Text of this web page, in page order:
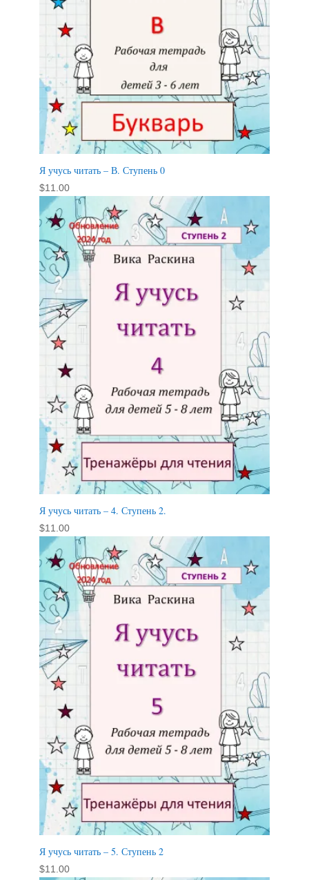
Я учусь читать – В. Ступень 0
$11.00
Я учусь читать – 4. Ступень 2.
$11.00
Я учусь читать – 5. Ступень 2
$11.00